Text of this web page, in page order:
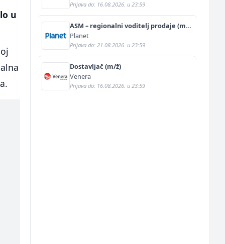
u
Prijava do: 16.08.2026. u 23:59
ASM – regionalni voditelj prodaje (m/
ž)
Planet
Prijava do: 21.08.2026. u 23:59
Dostavljač (m/ž)
Venera
Prijava do: 16.08.2026. u 23:59